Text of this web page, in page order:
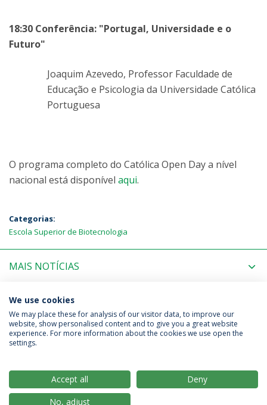
18:30 Conferência: "Portugal, Universidade e o
Futuro"
Joaquim Azevedo, Professor Faculdade de
Educação e Psicologia da Universidade Católica
Portuguesa
O programa completo do Católica Open Day a nível
nacional está disponível aqui.
Categorias:
Escola Superior de Biotecnologia
MAIS NOTÍCIAS
PRÓXIMOS EVENTOS
Política de Privacidade
Termos & Condições
We use cookies
We may place these for analysis of our visitor data, to improve our
website, show personalised content and to give you a great website
experience. For more information about the cookies we use open the
settings.
Accept all
Deny
No, adjust